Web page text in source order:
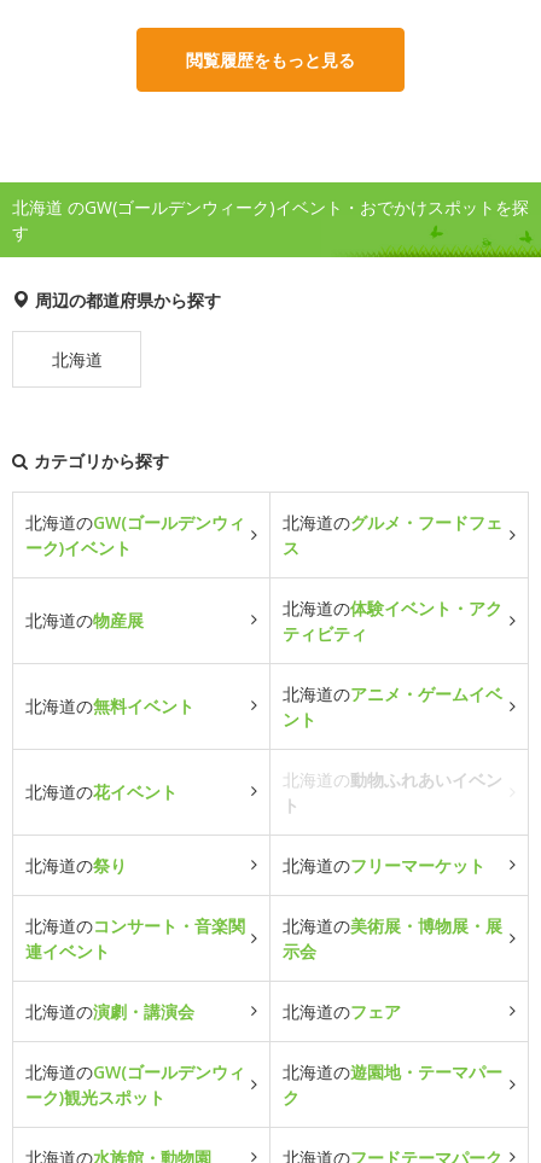
閲覧履歴をもっと見る
北海道 のGW(ゴールデンウィーク)イベント・おでかけスポットを探
す
周辺の都道府県から探す
北海道
カテゴリから探す
北海道のGW(ゴールデンウィ
ーク)イベント
北海道のグルメ・フードフェ
ス
北海道の物産展
北海道の体験イベント・アク
ティビティ
北海道の無料イベント
北海道のアニメ・ゲームイベ
ント
北海道の花イベント
北海道の動物ふれあいイベン
ト
北海道の祭り 北海道のフリーマーケット
北海道のコンサート・音楽関
連イベント
北海道の美術展・博物展・展
示会
北海道の演劇・講演会 北海道のフェア
北海道のGW(ゴールデンウィ
ーク)観光スポット
北海道の遊園地・テーマパー
ク
北海道の水族館・動物園 北海道のフードテーマパーク